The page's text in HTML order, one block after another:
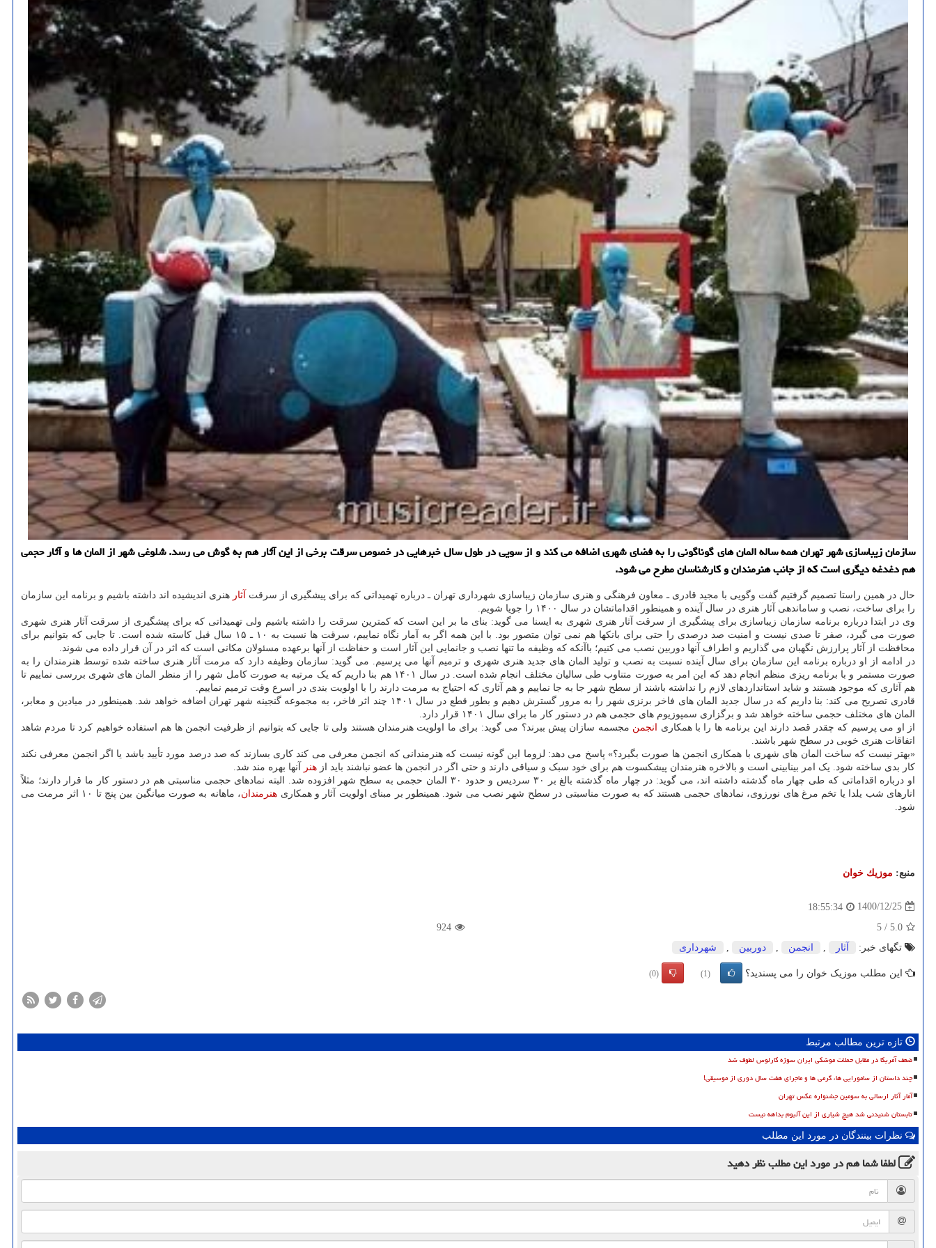
سازمان زیباسازی شهر تهران همه ساله المان های گوناگونی را به فضای شهری اضافه می کند و از سویی در طول سال خبرهایی در خصوص سرقت برخی از این آثار هم به گوش می رسد. شلوغی شهر از المان ها و آثار حجمی
هم دغدغه دیگری است که از جانب هنرمندان و کارشناسان مطرح می شود.
حال در همین راستا تصمیم گرفتیم گفت وگویی با مجید قادری ـ معاون فرهنگی و هنری سازمان زیباسازی شهرداری تهران ـ درباره تهمیداتی که برای پیشگیری از سرقت آثار هنری اندیشیده اند داشته باشیم و برنامه این سازمان
را برای ساخت، نصب و ساماندهی آثار هنری در سال آینده و همینطور اقداماتشان در سال ۱۴۰۰ را جویا شویم.
وی در ابتدا درباره برنامه سازمان زیباسازی برای پیشگیری از سرقت آثار هنری شهری به ایسنا می گوید: بنای ما بر این است که کمترین سرقت را داشته باشیم ولی تهمیداتی که برای پیشگیری از سرقت آثار هنری شهری
صورت می گیرد، صفر تا صدی نیست و امنیت صد درصدی را حتی برای بانکها هم نمی توان متصور بود. با این همه اگر به آمار نگاه نماییم، سرقت ها نسبت به ۱۰ ـ ۱۵ سال قبل کاسته شده است. تا جایی که بتوانیم برای
محافظت از آثار پرارزش نگهبان می گذاریم و اطراف آنها دوربین نصب می کنیم؛ باآنکه که وظیفه ما تنها نصب و جانمایی این آثار است و حفاظت از آنها برعهده مسئولان مکانی است که اثر در آن قرار داده می شوند.
در ادامه از او درباره برنامه این سازمان برای سال آینده نسبت به نصب و تولید المان های جدید هنری شهری و ترمیم آنها می پرسیم. می گوید: سازمان وظیفه دارد که مرمت آثار هنری ساخته شده توسط هنرمندان را به
صورت مستمر و با برنامه ریزی منظم انجام دهد که این امر به صورت متناوب طی سالیان مختلف انجام شده است. در سال ۱۴۰۱ هم بنا داریم که یک مرتبه به صورت کامل شهر را از منظر المان های شهری بررسی نماییم تا
هم آثاری که موجود هستند و شاید استانداردهای لازم را نداشته باشند از سطح شهر جا به جا نماییم و هم آثاری که احتیاج به مرمت دارند را با اولویت بندی در اسرع وقت ترمیم نماییم.
قادری تصریح می کند: بنا داریم که در سال جدید المان های فاخر برنزی شهر را به مرور گسترش دهیم و بطور قطع در سال ۱۴۰۱ چند اثر فاخر، به مجموعه گنجینه شهر تهران اضافه خواهد شد. همینطور در میادین و معابر،
المان های مختلف حجمی ساخته خواهد شد و برگزاری سمپوزیوم های حجمی هم در دستور کار ما برای سال ۱۴۰۱ قرار دارد.
از او می پرسیم که چقدر قصد دارند این برنامه ها را با همکاری انجمن مجسمه سازان پیش ببرند؟ می گوید: برای ما اولویت هنرمندان هستند ولی تا جایی که بتوانیم از ظرفیت انجمن ها هم استفاده خواهیم کرد تا مردم شاهد
اتفاقات هنری خوبی در سطح شهر باشند.
«بهتر نیست که ساخت المان های شهری با همکاری انجمن ها صورت بگیرد؟» پاسخ می دهد: لزوما این گونه نیست که هنرمندانی که انجمن معرفی می کند کاری بسازند که صد درصد مورد تأیید باشد یا اگر انجمن معرفی نکند
کار بدی ساخته شود. یک امر بینابینی است و بالاخره هنرمندان پیشکسوت هم برای خود سبک و سیاقی دارند و حتی اگر در انجمن ها عضو نباشند باید از هنر آنها بهره مند شد.
او درباره اقداماتی که طی چهار ماه گذشته داشته اند، می گوید: در چهار ماه گذشته بالغ بر ۳۰ سردیس و حدود ۳۰ المان حجمی به سطح شهر افزوده شد. البته نمادهای حجمی مناسبتی هم در دستور کار ما قرار دارند؛ مثلاً
انارهای شب یلدا یا تخم مرغ های نورزوی، نمادهای حجمی هستند که به صورت مناسبتی در سطح شهر نصب می شود. همینطور بر مبنای اولویت آثار و همکاری هنرمندان
، ماهانه به صورت میانگین بین پنج تا ۱۰ اثر مرمت می
شود.
منبع: موزیك خوان
1400/12/25
18:55:34
5.0
/
5
924
تگهای خبر:
آثار , انجمن , دوربین , شهرداری
این مطلب موزیک خوان را می پسندید؟ (1)
(0)
تازه ترین مطالب مرتبط
ضعف آمریکا در مقابل حملات موشکی ایران سوژه کارلوس لطوف شد
چند داستان از سامورایی ها، گرمی ها و ماجرای هفت سال دوری از موسیقی!
آمار آثار ارسالی به سومین جشنواره عکس تهران
تابستان شنیدنی شد هیچ شیاری از این آلبوم بداهه نیست
نظرات بینندگان در مورد این مطلب
لطفا شما همدر مورد این مطلبنظر دهید